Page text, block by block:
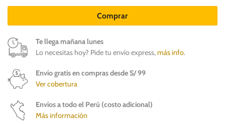
Comprar
Te llega mañana lunes
Lo necesitas hoy? Pide tu envío express,más info.
Envío gratis en compras desde S/ 99
Ver cobertura
Envíos a todo el Perú (costo adicional)
Más información